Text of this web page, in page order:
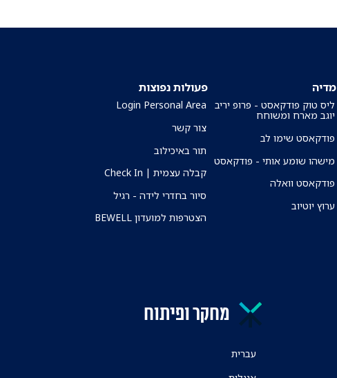
מדיה
ליס טוק פודקאסט - פרופ יריב
יוגב מארח ומשוחח
פודקאסט שימו לב
מישהו שומע אותי - פודקאסט
פודקאסט וואלה
ערוץ יוטיוב
פעולות נפוצות
Login Personal Area
צור קשר
תור באיכילוב
קבלה עצמית | Check In
סיור בחדרי לידה - רגיל
הצטרפות למועדון BEWELL
מחקר ופיתוח
עברית